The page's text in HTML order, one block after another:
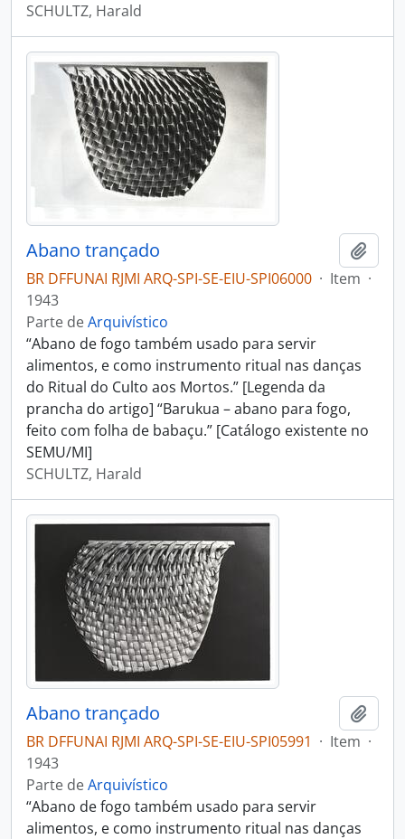
SCHULTZ, Harald
Abano trançado
BR DFFUNAI RJMI ARQ-SPI-SE-EIU-SPI06000 · Item ·
1943
Parte deArquivístico
“Abano de fogo também usado para servir
alimentos, e como instrumento ritual nas danças
do Ritual do Culto aos Mortos.” [Legenda da
prancha do artigo] “Barukua – abano para fogo,
feito com folha de babaçu.” [Catálogo existente no
SEMU/MI]
SCHULTZ, Harald
Abano trançado
BR DFFUNAI RJMI ARQ-SPI-SE-EIU-SPI05991 · Item ·
1943
Parte deArquivístico
“Abano de fogo também usado para servir
alimentos, e como instrumento ritual nas danças